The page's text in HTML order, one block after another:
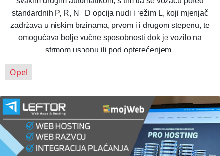
standardnih P, R, N i D opcija nudi i režim L, koji mjenjač
zadržava u niskim brzinama, prvom ili drugom stepenu, te
omogućava bolje vučne sposobnosti dok je vozilo na
strmom usponu ili pod opterećenjem.
Opel